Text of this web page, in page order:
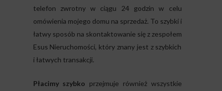
telefon zwrotny w ciągu 24 godzin w celu
omówienia mojego domu na sprzedaż. To szybki i
łatwy sposób na skontaktowanie się z zespołem
Esus Nieruchomości, który znany jest z szybkich
i łatwych transakcji.
Płacimy szybko przejmuje również wszystkie